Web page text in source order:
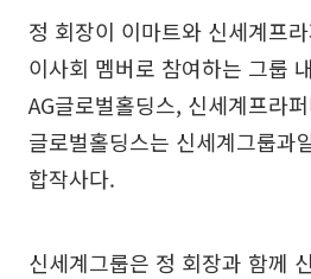
정 회장이 이마트와 신세계프
이사회 멤버로 참여하는 그룹
AG글로벌홀딩스, 신세계프라
글로벌홀딩스는 신세계그룹과
합작사다.
신세계그룹은 정 회장과 함께